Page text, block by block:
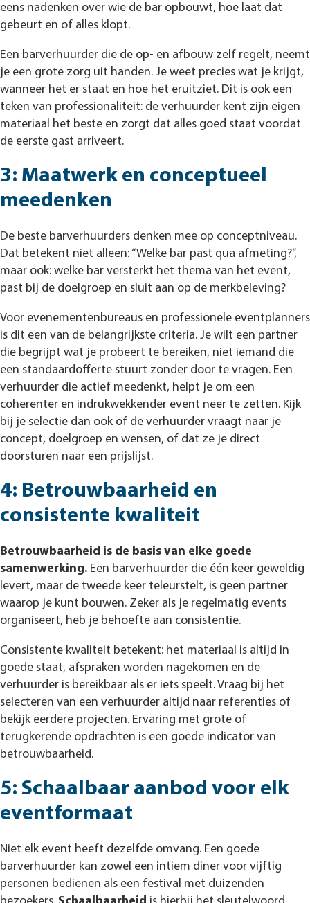
eens nadenken over wie de bar opbouwt, hoe laat dat
gebeurt en of alles klopt.
Een barverhuurder die de op- en afbouw zelf regelt, neemt
je een grote zorg uit handen. Je weet precies wat je krijgt,
wanneer het er staat en hoe het eruitziet. Dit is ook een
teken van professionaliteit: de verhuurder kent zijn eigen
materiaal het beste en zorgt dat alles goed staat voordat
de eerste gast arriveert.
3: Maatwerk en conceptueel
meedenken
De beste barverhuurders denken mee op conceptniveau.
Dat betekent niet alleen: “Welke bar past qua afmeting?”,
maar ook: welke bar versterkt het thema van het event,
past bij de doelgroep en sluit aan op de merkbeleving?
Voor evenementenbureaus en professionele eventplanners
is dit een van de belangrijkste criteria. Je wilt een partner
die begrijpt wat je probeert te bereiken, niet iemand die
een standaardofferte stuurt zonder door te vragen. Een
verhuurder die actief meedenkt, helpt je om een
coherenter en indrukwekkender event neer te zetten. Kijk
bij je selectie dan ook of de verhuurder vraagt naar je
concept, doelgroep en wensen, of dat ze je direct
doorsturen naar een prijslijst.
4: Betrouwbaarheid en
consistente kwaliteit
Betrouwbaarheid is de basis van elke goede
samenwerking. Een barverhuurder die één keer geweldig
levert, maar de tweede keer teleurstelt, is geen partner
waarop je kunt bouwen. Zeker als je regelmatig events
organiseert, heb je behoefte aan consistentie.
Consistente kwaliteit betekent: het materiaal is altijd in
goede staat, afspraken worden nagekomen en de
verhuurder is bereikbaar als er iets speelt. Vraag bij het
selecteren van een verhuurder altijd naar referenties of
bekijk eerdere projecten. Ervaring met grote of
terugkerende opdrachten is een goede indicator van
betrouwbaarheid.
5: Schaalbaar aanbod voor elk
eventformaat
Niet elk event heeft dezelfde omvang. Een goede
barverhuurder kan zowel een intiem diner voor vijftig
personen bedienen als een festival met duizenden